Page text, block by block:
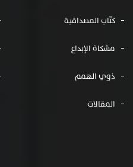
كتّاب المصداقية
مشكاة الإبداع
ذوي الهمم
المقالات